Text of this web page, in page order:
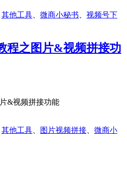
其他工具 微商小秘书
视频号下
程之图片&视频拼接功
&视频拼接功能
其他工具 图片视频拼接
微商小